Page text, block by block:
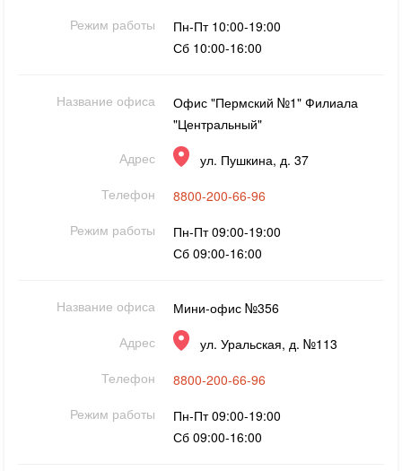
Режим работы
Пн-Пт 10:00-19:00
Сб 10:00-16:00
Название офиса
Офис "Пермский №1" Филиала
"Центральный"
Адрес
ул. Пушкина, д. 37
Телефон
8800-200-66-96
Режим работы
Пн-Пт 09:00-19:00
Сб 09:00-16:00
Название офиса
Мини-офис №356
Адрес
ул. Уральская, д. №113
Телефон
8800-200-66-96
Режим работы
Пн-Пт 09:00-19:00
Сб 09:00-16:00